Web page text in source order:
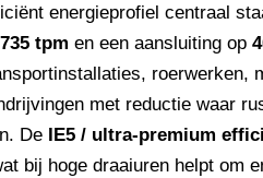
energieprofiel centraal
735 tpm en een aansluiting op
roerwerken,
met reductie waar
De
IE5 / ultra-premium
bij hoge draaiuren helpt om